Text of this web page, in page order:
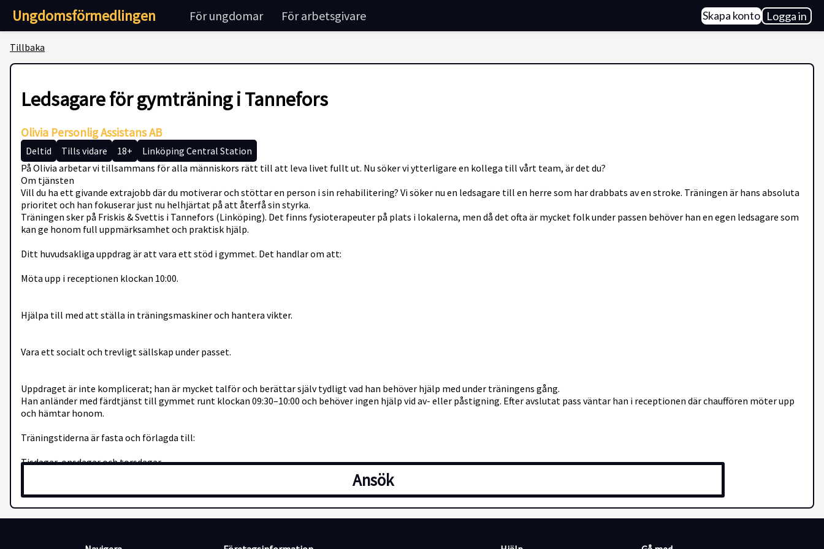
Ungdomsförmedlingen För ungdomar För arbetsgivare Skapa konto Logga in
Tillbaka
Ledsagare för gymträning i Tannefors
Olivia Personlig Assistans AB
Deltid Tills vidare 18+
Linköping Central Station
På Olivia arbetar vi tillsammans för alla människors rätt till att leva livet fullt ut. Nu söker vi ytterligare en kollega till vårt team, är det du?
Om tjänsten
Vill du ha ett givande extrajobb där du motiverar och stöttar en person i sin rehabilitering? Vi söker nu en ledsagare till en herre som har drabbats av en stroke. Träningen är hans absoluta
prioritet och han fokuserar just nu helhjärtat på att återfå sin styrka.
Träningen sker på Friskis & Svettis i Tannefors (Linköping). Det finns fysioterapeuter på plats i lokalerna, men då det ofta är mycket folk under passen behöver han en egen ledsagare som
kan ge honom full uppmärksamhet och praktisk hjälp.
Ditt huvudsakliga uppdrag är att vara ett stöd i gymmet. Det handlar om att:
Möta upp i receptionen klockan 10:00.
Hjälpa till med att ställa in träningsmaskiner och hantera vikter.
Vara ett socialt och trevligt sällskap under passet.
Uppdraget är inte komplicerat; han är mycket talför och berättar själv tydligt vad han behöver hjälp med under träningens gång.
Han anländer med färdtjänst till gymmet runt klockan 09:30–10:00 och behöver ingen hjälp vid av- eller påstigning. Efter avslutat pass väntar han i receptionen där chauffören möter upp
och hämtar honom.
Träningstiderna är fasta och förlagda till:
Tisdagar, onsdagar och torsdagar
Klockan 10:00 – 12:00 (Ditt uppdrag är under dessa två timmar)
Ansök